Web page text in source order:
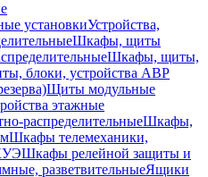
установкиУстройства,
Шкафы, щиты
Шкафы, щиты,
блоки, устройства АВР
Щиты модульные
этажные
распределительныеШкафы,
Шкафы телемеханики,
Шкафы релейной защиты и
разветвительныеЯщики